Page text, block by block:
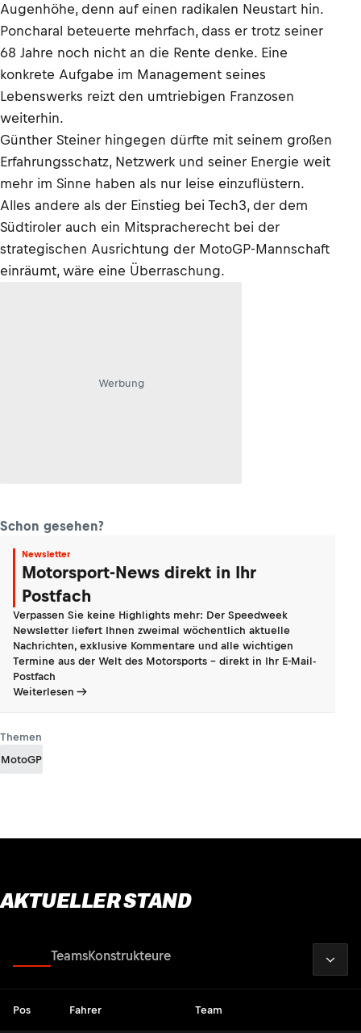
Augenhöhe, denn auf einen radikalen Neustart hin.
Poncharal beteuerte mehrfach, dass er trotz seiner
68 Jahre noch nicht an die Rente denke. Eine
konkrete Aufgabe im Management seines
Lebenswerks reizt den umtriebigen Franzosen
weiterhin.
Günther Steiner hingegen dürfte mit seinem großen
Erfahrungsschatz, Netzwerk und seiner Energie weit
mehr im Sinne haben als nur leise einzuflüstern.
Alles andere als der Einstieg bei Tech3, der dem
Südtiroler auch ein Mitspracherecht bei der
strategischen Ausrichtung der MotoGP-Mannschaft
einräumt, wäre eine Überraschung.
Werbung
Schon gesehen?
Newsletter
Motorsport-News direkt in Ihr
Postfach
Verpassen Sie keine Highlights mehr: Der Speedweek
Newsletter liefert Ihnen zweimal wöchentlich aktuelle
Nachrichten, exklusive Kommentare und alle wichtigen
Termine aus der Welt des Motorsports - direkt in Ihr E-Mail-
Postfach
Weiterlesen
Themen
MotoGP
AKTUELLER STAND
TeamsKonstrukteure
Pos Fahrer Team